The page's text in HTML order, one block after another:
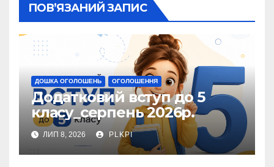
ПОВ’ЯЗАНИЙ ЗАПИС
ДОШКА ОГОЛОШЕНЬ ОГОЛОШЕННЯ
Додатковий вступ до 5
класу_серпень 2026р.
ЛИП 8, 2026 PLKPI